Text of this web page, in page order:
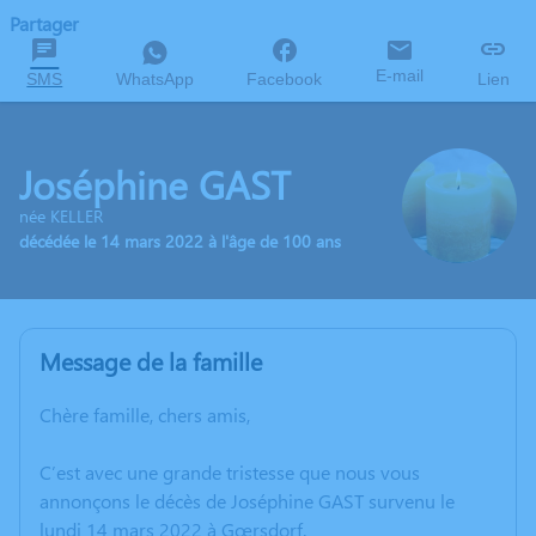
Partager
SMS WhatsApp Facebook E-mail Lien
Joséphine GAST
née KELLER
décédée le 14 mars 2022 à l'âge de 100 ans
Message de la famille
Chère famille, chers amis,
C’est avec une grande tristesse que nous vous
annonçons le décès de Joséphine GAST survenu le
lundi 14 mars 2022 à Gœrsdorf.